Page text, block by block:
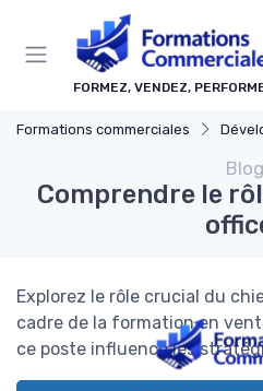
FORMEZ, VENDEZ,
Formations commerciales
Blog
Comprendre le
Explorez le rôle crucial du
cadre de la formation en
ce poste influence les
Panneau de gestion des cookies